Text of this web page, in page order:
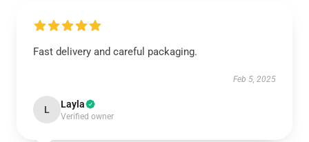
Fast delivery and careful packaging.
Feb 5, 2025
L Layla
Verified owner